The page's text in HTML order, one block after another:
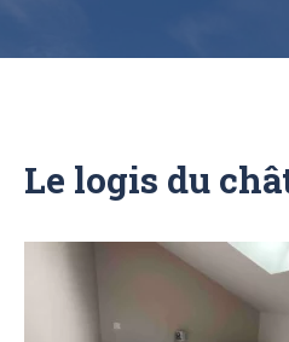
Le logis du